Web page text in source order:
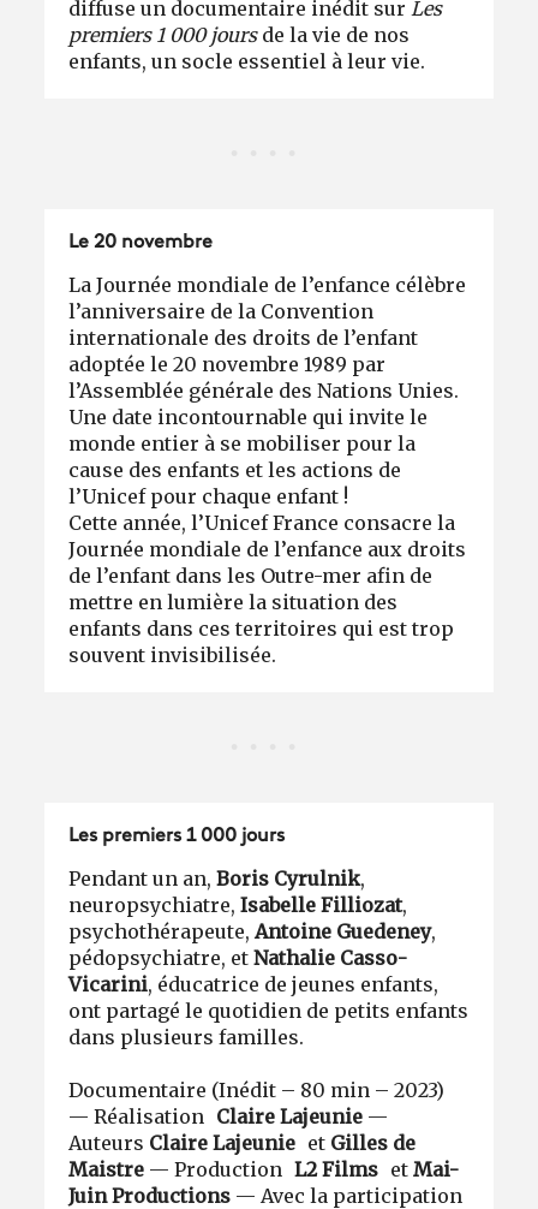
diffuse un documentaire inédit surLes
premiers 1 000 joursde la vie de nos
enfants, un socle essentiel à leur vie.
Le 20 novembre
La Journée mondiale de l’enfance célèbre
l’anniversaire de la Convention
internationale des droits de l’enfant
adoptée le 20 novembre 1989 par
l’Assemblée générale des Nations Unies.
Une date incontournable qui invite le
monde entier à se mobiliser pour la
cause des enfants et les actions de
l’Unicef pour chaque enfant !
Cette année, l’Unicef France consacre la
Journée mondiale de l’enfance aux droits
de l’enfant dans les Outre-mer afin de
mettre en lumière la situation des
enfants dans ces territoires qui est trop
souvent invisibilisée.
Les premiers 1 000 jours
Pendant un an,Boris Cyrulnik,
neuropsychiatre,Isabelle Filliozat,
psychothérapeute,Antoine Guedeney,
pédopsychiatre, etNathalie Casso-
Vicarini, éducatrice de jeunes enfants,
ont partagé le quotidien de petits enfants
dans plusieurs familles.
Documentaire (Inédit – 80 min – 2023)
— Réalisation Claire Lajeunie —
Auteurs Claire Lajeunie et Gilles de
Maistre — ProductionL2 Films etMai-
Juin Productions — Avec la participation